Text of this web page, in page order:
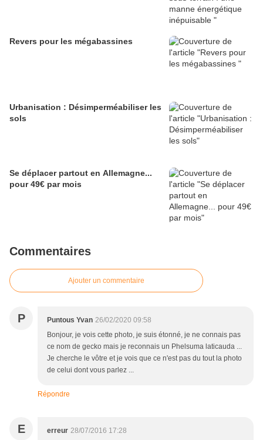
Revers pour les mégabassines
Urbanisation : Désimperméabiliser les
sols
Se déplacer partout en Allemagne...
pour 49€ par mois
Commentaires
Ajouter un commentaire
P Puntous Yvan 26/02/2020 09:58
Bonjour, je vois cette photo, je suis étonné, je ne connais pas
ce nom de gecko mais je reconnais un Phelsuma laticauda ...
Je cherche le vôtre et je vois que ce n'est pas du tout la photo
de celui dont vous parlez ...
Répondre
E erreur 28/07/2016 17:28